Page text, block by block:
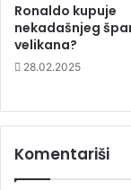
Ronaldo kupuje
nekadašnjeg
velikana?
28.02.2025
Komentariši